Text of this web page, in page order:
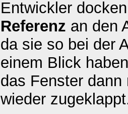
Entwickler
Referenz an den
da sie so bei der
einem Blick
das Fenster dann
wieder